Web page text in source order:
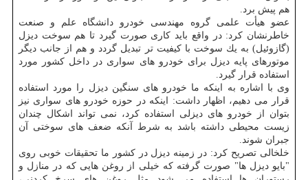
هم پیش برد.
عضو هیأت علمی گروه مهندسی خودرو دانشگاه علم و صنعت
خاطرنشان كرد: در واقع باید كاری صورت گیرد تا هم سوخت دیزل
(گازوئیل) به یك سوخت با كیفیت تر تبدیل گردد و هم از جانب دیگر
موتورهای پایه دیزل برای خودرو های سواری در داخل كشور مورد
استفاده قرار گیرد.
وی با اشاره به اینكه ما خودرو های سنگین دیزل را مورد استفاده
قرار می دهیم، اظهار داشت: اینكه در حوزه خودرو های سواری نیز
بتوان از خودرو های دیزلی استفاده كرد، نمی تواند اشكال چندان
زیست محیطی داشته باشد به شرط آنكه ضعف های سوختی آن
جبران شوند.
خلخالی تصریح كرد: در زمینه دیزل در كشور ما تحقیقات خوبی روی
"بایو دیزل ها" صورت گرفته كه خیلی از روغن هایی كه در منازل و